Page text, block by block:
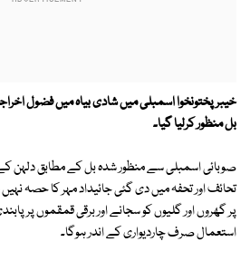
خیبر پختونخوا اسمبلی میں شادی بیاہ میں فضول
بل منظور کرلیا گیا۔
صوبائی اسمبلی سے منظور شدہ بل کے مطابق دلہن
تحائف اور تحفہ میں دی گئی جائیداد مہر کا حصہ
پر گھروں اور گلیوں کو سجانے اور برقی قمقموں پر
استعمال صرف چاردیواری کے اندر ہوگا۔